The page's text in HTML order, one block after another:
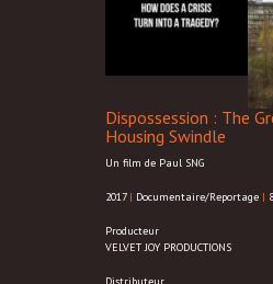
Dispossession : The
Housing Swindle
Un film de Paul SNG
2017 | Documentaire/Reportage |
Producteur
VELVET JOY PRODUCTIONS
Distributeur